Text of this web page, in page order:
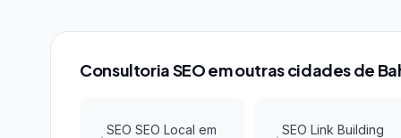
Consultoria SEO em outras cidades de
SEO SEO Local em
SEO Link Building